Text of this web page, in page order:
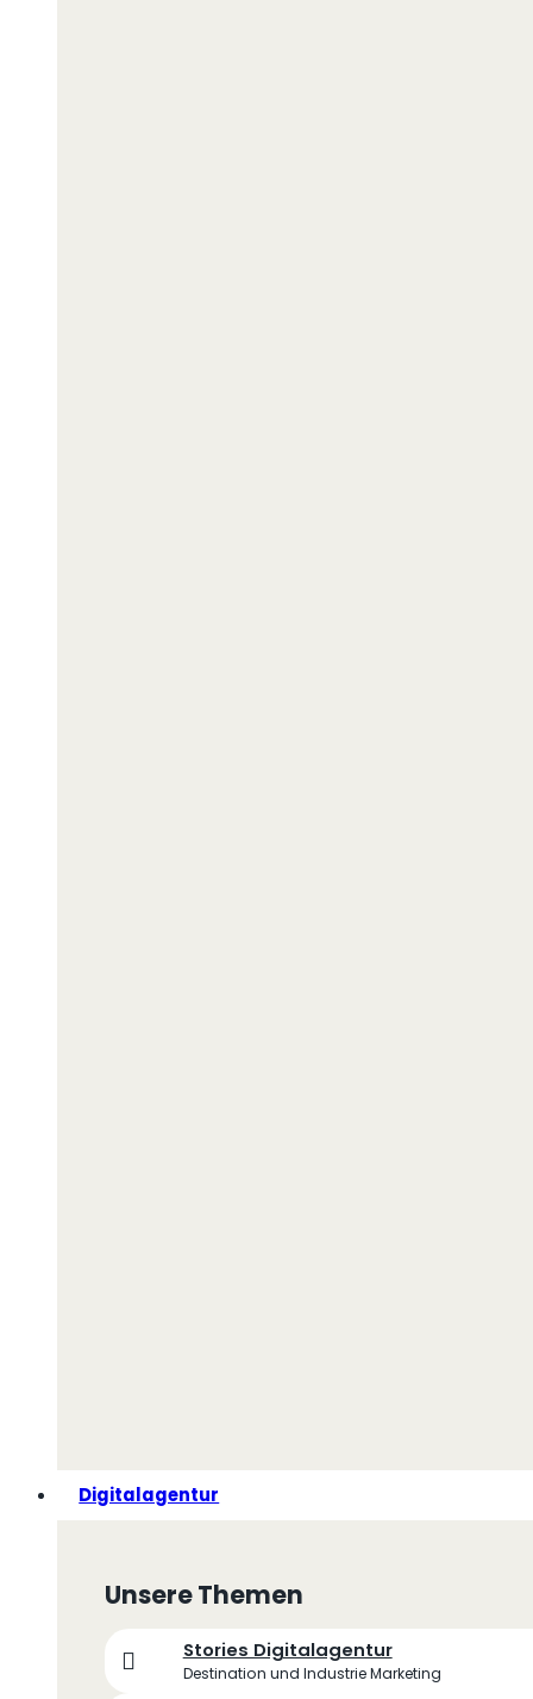
Digitalagentur
Unsere Themen
Stories Digitalagentur
Destination und Industrie Marketing